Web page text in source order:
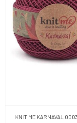
KNIT ME KARNAVAL